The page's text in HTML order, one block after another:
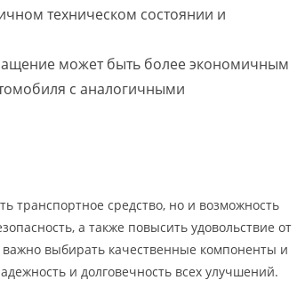
техническом состоянии и
может быть более экономичным
с аналогичными
транспортное средство, но и возможность
а также повысить удовольствие от
выбирать качественные компоненты и
и долговечность всех улучшений.